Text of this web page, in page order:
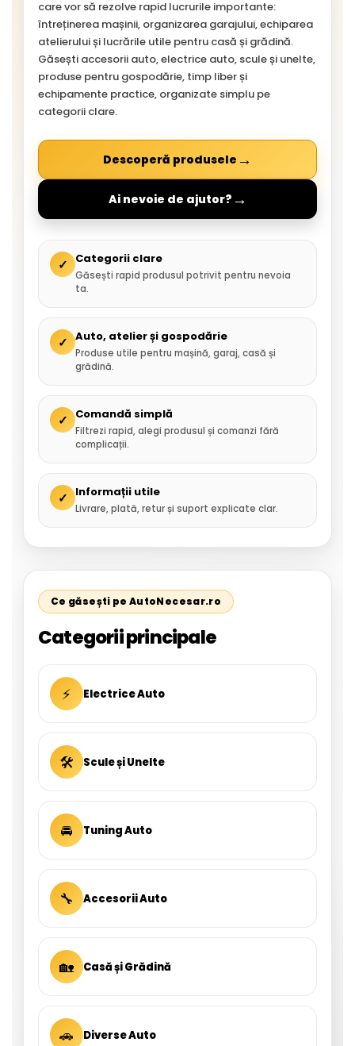
care vor să rezolve rapid lucrurile importante:
întreținerea mașinii, organizarea garajului, echiparea
atelierului și lucrările utile pentru casă și grădină.
Găsești accesorii auto, electrice auto, scule și unelte,
produse pentru gospodărie, timp liber și
echipamente practice, organizate simplu pe
categorii clare.
Descoperă produsele →
Ai nevoie de ajutor? →
✓ Categorii clare
Găsești rapid produsul potrivit pentru nevoia
ta.
✓ Auto, atelier și gospodărie
Produse utile pentru mașină, garaj, casă și
grădină.
✓ Comandă simplă
Filtrezi rapid, alegi produsul și comanzi fără
complicații.
✓ Informații utile
Livrare, plată, retur și suport explicate clar.
Ce găsești pe AutoNecesar.ro
Categorii principale
⚡ Electrice Auto
🛠 Scule și Unelte
🚘 Tuning Auto
🔧 Accesorii Auto
🏡 Casă și Grădină
🚗 Diverse Auto